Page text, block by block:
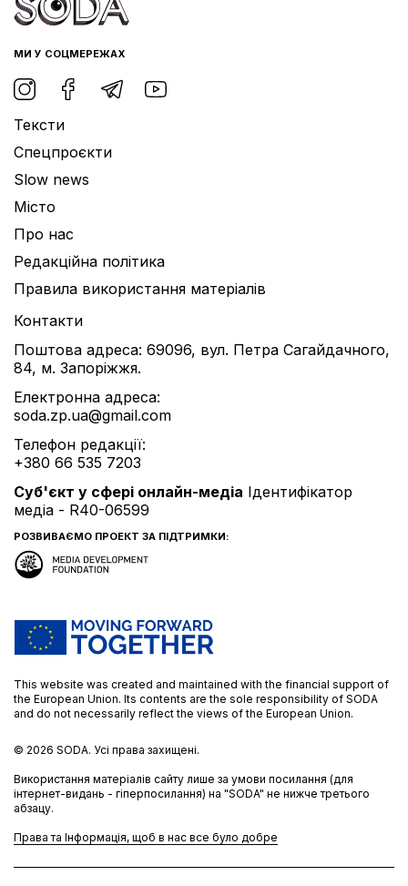
МИ У СОЦМЕРЕЖАХ
Тексти
Спецпроєкти
Slow news
Місто
Про нас
Редакційна політика
Правила використання матеріалів
Контакти
Поштова адреса: 69096, вул. Петра Сагайдачного,
84, м. Запоріжжя.
Електронна адреса:
soda.zp.ua@gmail.com
Телефон редакції:
+380 66 535 7203
Cуб'єкт у сфері онлайн-медіа Ідентифікатор
медіа - R40-06599
РОЗВИВАЄМО ПРОЕКТ ЗА ПІДТРИМКИ:
This website was created and maintained with the financial support of
the European Union. Its contents are the sole responsibility of SODA
and do not necessarily reflect the views of the European Union.
© 2026 SODA. Усі права захищені.
Використання матеріалів сайту лише за умови посилання (для
інтернет-видань - гіперпосилання) на "SODA" не нижче третього
абзацу.
Права та Інформація, щоб в нас все було добре